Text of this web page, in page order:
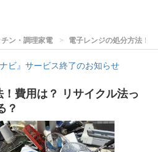
チン・調理家電 電子レンジの処分方法！
ビ』サービス終了のお知らせ
費用は？ リサイクル法っ
？